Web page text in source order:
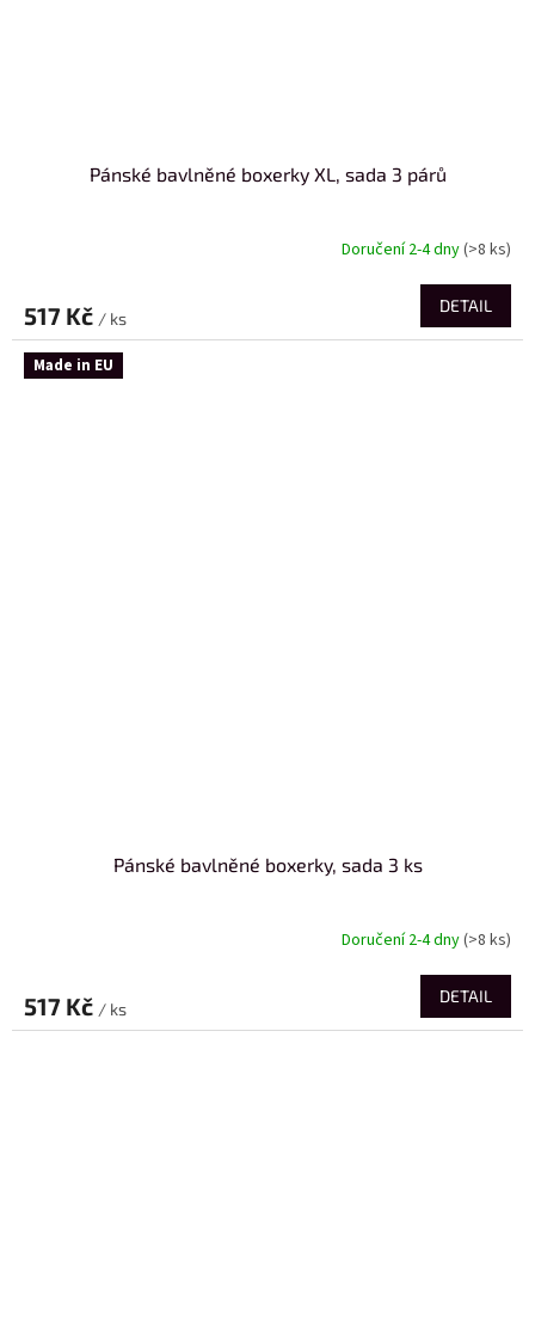
Pánské bavlněné boxerky XL, sada 3 párů
Doručení 2-4 dny(>8 ks)
517 Kč / ks
DETAIL
Made in EU
Pánské bavlněné boxerky, sada 3 ks
Doručení 2-4 dny(>8 ks)
517 Kč / ks
DETAIL